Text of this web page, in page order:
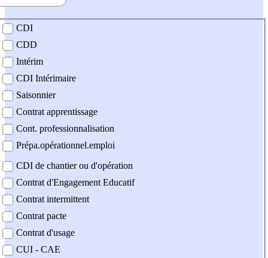
contrat
CDI
CDD
Intérim
CDI Intérimaire
Saisonnier
Contrat apprentissage
Cont. professionnalisation
Prépa.opérationnel.emploi
CDI de chantier ou d'opération
Contrat d'Engagement Educatif
Contrat intermittent
Contrat pacte
Contrat d'usage
CUI - CAE